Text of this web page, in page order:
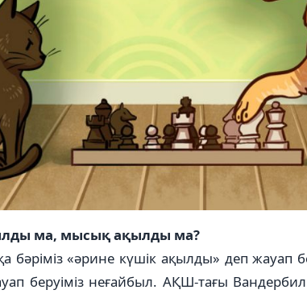
ма, мысық ақылды ма?
бәріміз «әрине күшік ақылды» деп жауап
беруіміз неғайбыл. АҚШ-тағы